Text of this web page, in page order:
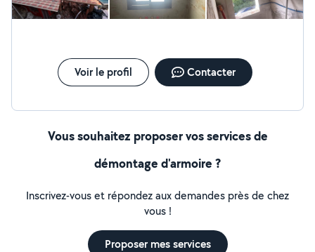
Voir le profil Contacter
Vous souhaitez proposer vos services de
démontage d'armoire ?
Inscrivez-vous et répondez aux demandes près de chez
vous !
Proposer mes services